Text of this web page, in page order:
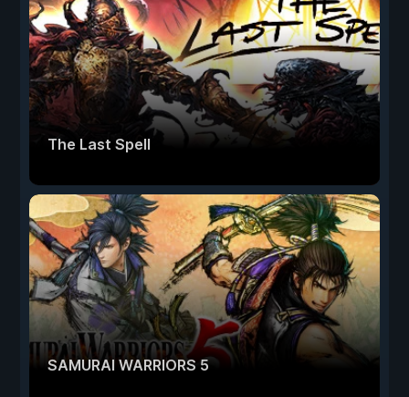
The Last Spell
SAMURAI WARRIORS 5